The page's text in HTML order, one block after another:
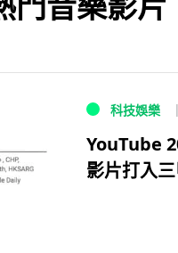
科技娛樂
YouTube
影片打入